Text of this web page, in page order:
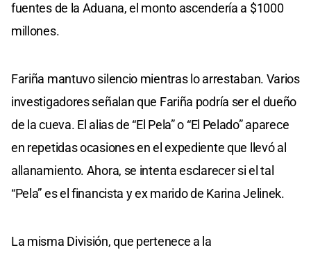
fuentes de la Aduana, el monto ascendería a $1000
millones.
Fariña mantuvo silencio mientras lo arrestaban. Varios
investigadores señalan que Fariña podría ser el dueño
de la cueva. El alias de “El Pela” o “El Pelado” aparece
en repetidas ocasiones en el expediente que llevó al
allanamiento. Ahora, se intenta esclarecer si el tal
“Pela” es el financista y ex marido de Karina Jelinek.
La misma División, que pertenece a la